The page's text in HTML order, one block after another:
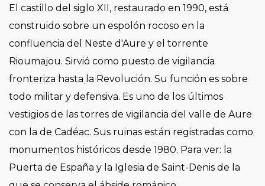
El castillo del siglo XII, restaurado en 1990, está
construido sobre un espolón rocoso en la
confluencia del Neste d'Aure y el torrente
Rioumajou. Sirvió como puesto de vigilancia
fronteriza hasta la Revolución. Su función es sobre
todo militar y defensiva. Es uno de los últimos
vestigios de las torres de vigilancia del valle de Aure
con la de Cadéac. Sus ruinas están registradas como
monumentos históricos desde 1980. Para ver: la
Puerta de España y la Iglesia de Saint-Denis de la